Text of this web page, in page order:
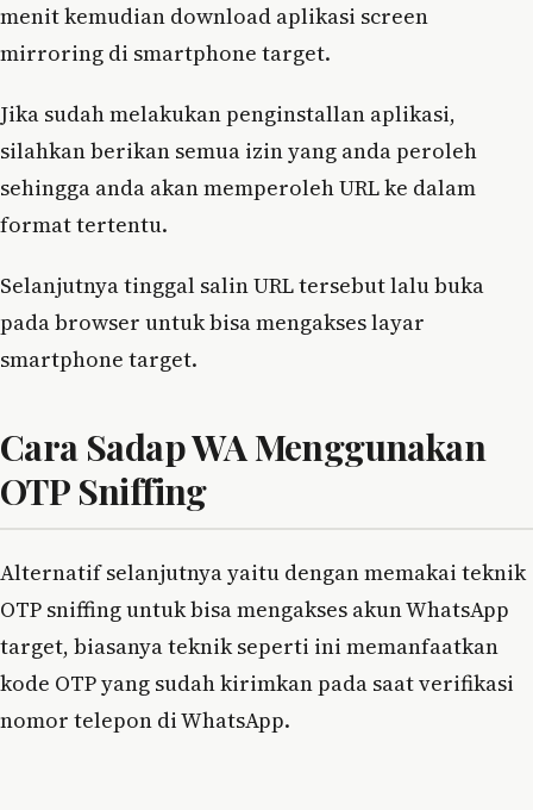
menit kemudian download aplikasi screen
mirroring di smartphone target.
Jika sudah melakukan penginstallan aplikasi,
silahkan berikan semua izin yang anda peroleh
sehingga anda akan memperoleh URL ke dalam
format tertentu.
Selanjutnya tinggal salin URL tersebut lalu buka
pada browser untuk bisa mengakses layar
smartphone target.
Cara Sadap WA Menggunakan
OTP Sniffing
Alternatif selanjutnya yaitu dengan memakai teknik
OTP sniffing untuk bisa mengakses akun WhatsApp
target, biasanya teknik seperti ini memanfaatkan
kode OTP yang sudah kirimkan pada saat verifikasi
nomor telepon di WhatsApp.